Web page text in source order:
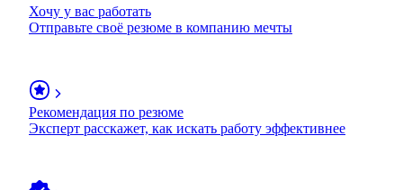
Хочу у вас работать
Отправьте своё резюме в компанию мечты
Рекомендация по резюме
Эксперт расскажет, как искать работу эффективнее